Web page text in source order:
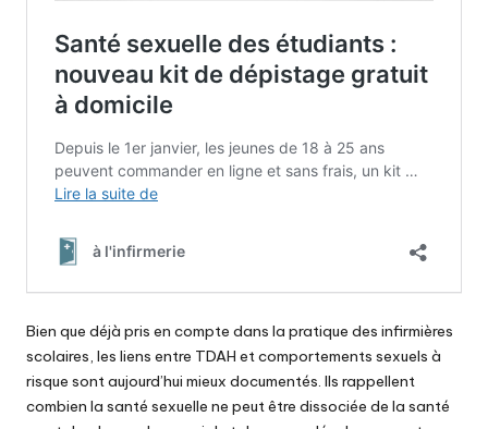
Bien que déjà pris en compte dans la pratique des infirmières
scolaires, les liens entre TDAH et comportements sexuels à
risque sont aujourd’hui mieux documentés. Ils rappellent
combien la santé sexuelle ne peut être dissociée de la santé